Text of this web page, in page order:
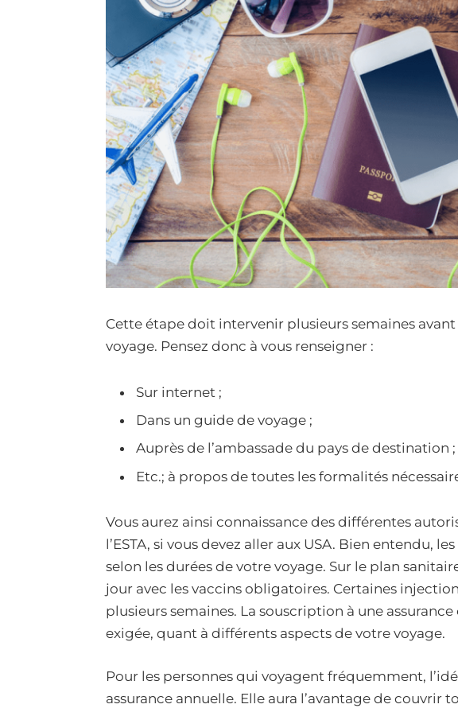
Cette étape doit intervenir plusieurs semaines
voyage. Pensez donc à vous renseigner :
Sur internet ;
Dans un guide de voyage ;
Auprès de l’ambassade du pays de destination ;
Etc.; à propos de toutes les formalités
Vous aurez ainsi connaissance des différentes
l’ESTA, si vous devez aller aux USA. Bien entendu,
selon les durées de votre voyage. Sur le plan
jour avec les vaccins obligatoires. Certaines
plusieurs semaines. La souscription à une
exigée, quant à différents aspects de votre voyage.
Pour les personnes qui voyagent fréquemment,
assurance annuelle. Elle aura l’avantage de couvrir